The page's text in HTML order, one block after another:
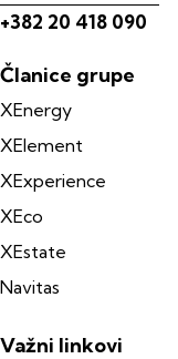
+382 20 418 090
Članice grupe
XEnergy
XElement
XExperience
XEco
XEstate
Navitas
Važni linkovi